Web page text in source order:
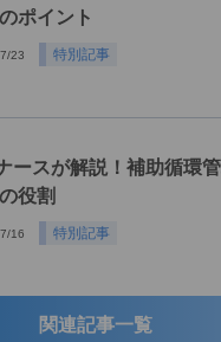
ポイント
23 特別記事
ースが解説！補助循環
役割
16 特別記事
関連記事一覧